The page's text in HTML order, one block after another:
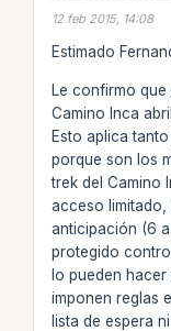
12 feb 2015, 14:08
Estimado
Le confirmo
Camino Inca
Esto aplica
porque son los
trek del Camino
acceso
anticipación (6 a
protegido
lo pueden hacer
imponen reglas
lista de espera